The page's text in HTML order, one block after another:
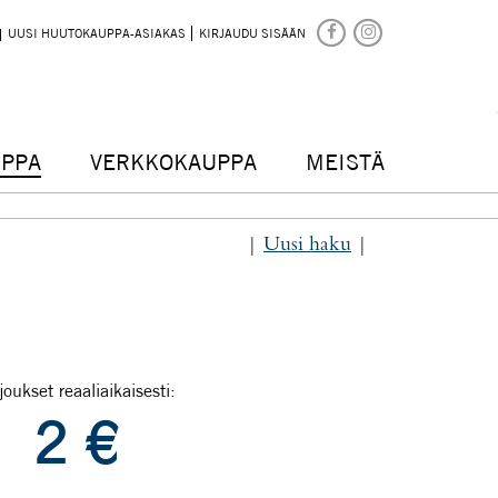
UUSI HUUTOKAUPPA-ASIAKAS KIRJAUDU SISÄÄN
VERKKOKAUPPA MEISTÄ
Uusi haku
reaaliaikaisesti:
2 €